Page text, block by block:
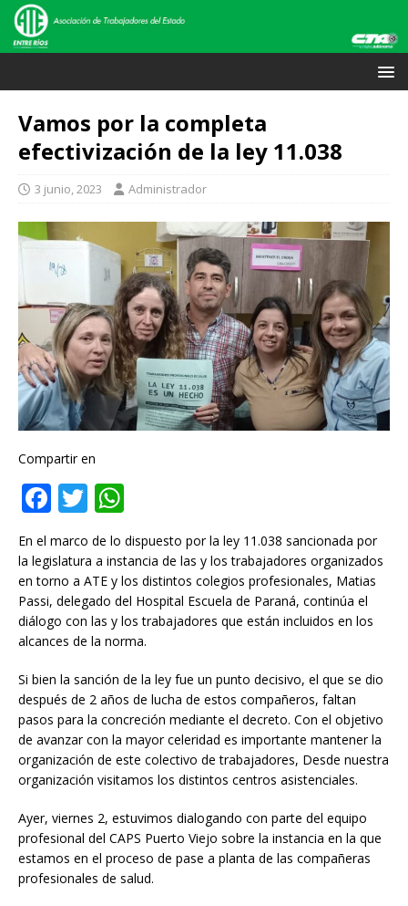
Vamos por la completa
efectivización de la ley 11.038
3 junio, 2023 Administrador
Compartir en
F
c
e
b
o
o
k
T
w
it
te
r
h
at
s
A
p
p
En el marco de lo dispuesto por la ley 11.038 sancionada por
la legislatura a instancia de las y los trabajadores organizados
en torno a ATE y los distintos colegios profesionales, Matias
Passi, delegado del Hospital Escuela de Paraná, continúa el
diálogo con las y los trabajadores que están incluidos en los
alcances de la norma.
Si bien la sanción de la ley fue un punto decisivo, el que se dio
después de 2 años de lucha de estos compañeros, faltan
pasos para la concreción mediante el decreto. Con el objetivo
de avanzar con la mayor celeridad es importante mantener la
organización de este colectivo de trabajadores, Desde nuestra
organización visitamos los distintos centros asistenciales.
Ayer, viernes 2, estuvimos dialogando con parte del equipo
profesional del CAPS Puerto Viejo sobre la instancia en la que
estamos en el proceso de pase a planta de las compañeras
profesionales de salud.